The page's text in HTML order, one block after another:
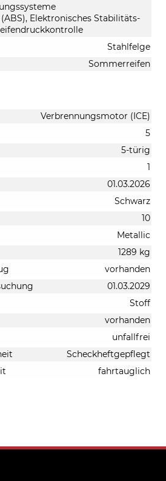
Elektronisches Stabilitäts-
Stahlfelge
Sommerreifen
Verbrennungsmotor (ICE)
5
5-türig
1
01.03.2026
Schwarz
10
Metallic
1289 kg
vorhanden
01.03.2029
Stoff
vorhanden
unfallfrei
Scheckheftgepflegt
fahrtauglich